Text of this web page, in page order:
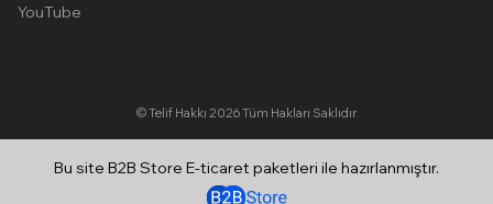
YouTube
© Telif Hakkı 2026Tüm Hakları Saklıdır
Bu site B2B Store E-ticaret paketleri ile hazırlanmıştır.